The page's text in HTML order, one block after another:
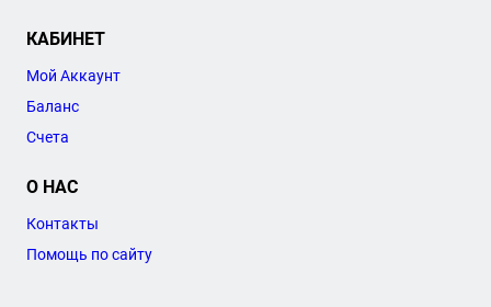
КАБИНЕТ
Мой Аккаунт
Баланс
Счета
О НАС
Контакты
Помощь по сайту